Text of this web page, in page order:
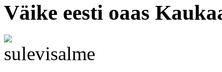
Väike eesti oaas